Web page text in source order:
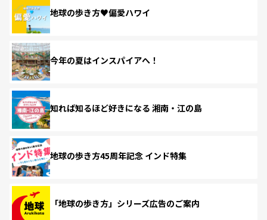
地球の歩き方♥偏愛ハワイ
今年の夏はインスパイアへ！
知れば知るほど好きになる 湘南・江の島
地球の歩き方45周年記念 インド特集
「地球の歩き方」シリーズ広告のご案内